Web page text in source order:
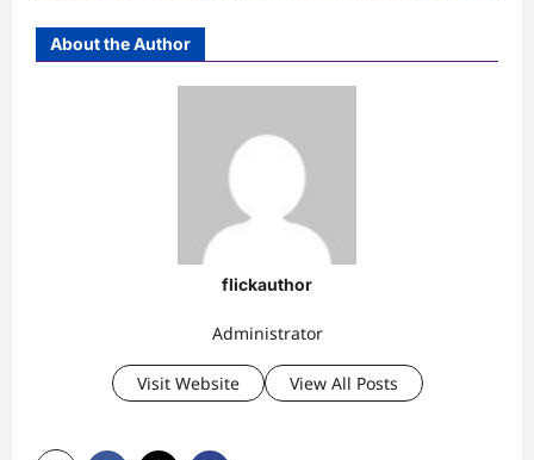
About the Author
flickauthor
Administrator
Visit Website View All Posts